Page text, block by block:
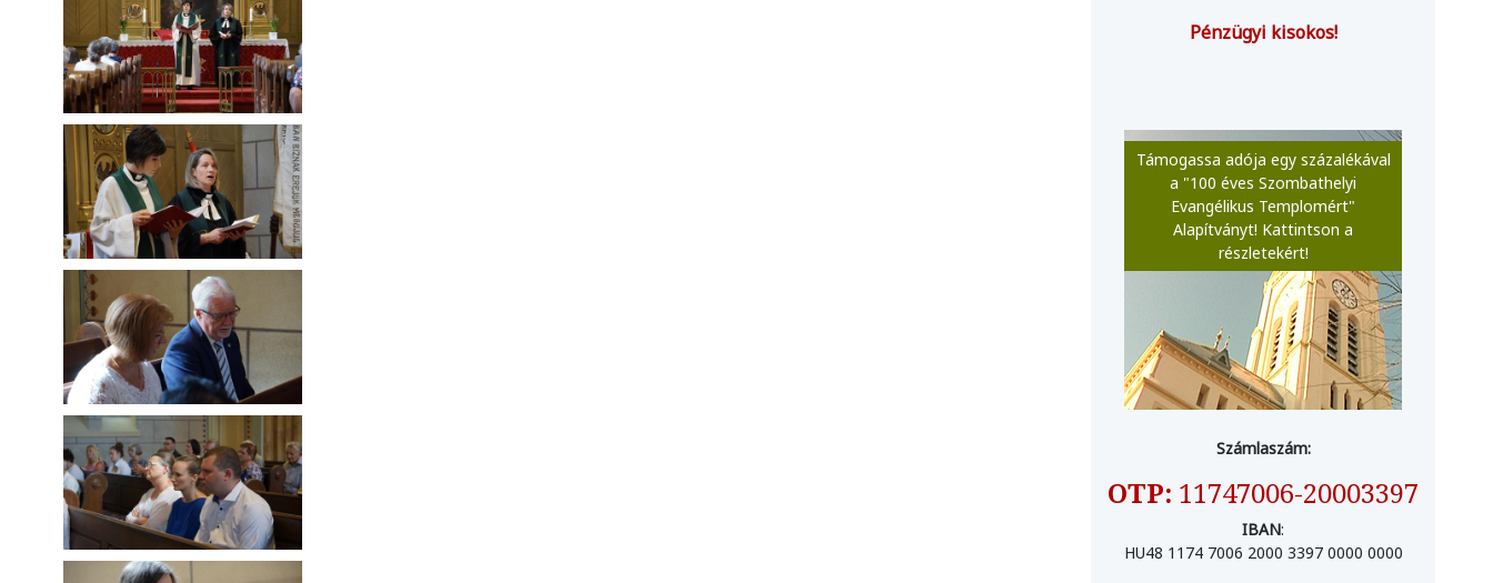
Pénzügyi kisokos!
Támogassa adója egy százalékával
a "100 éves Szombathelyi
Evangélikus Templomért"
Alapítványt! Kattintson a
részletekért!
Számlaszám:
OTP: 11747006-20003397
IBAN:
HU48 1174 7006 2000 3397 0000 0000